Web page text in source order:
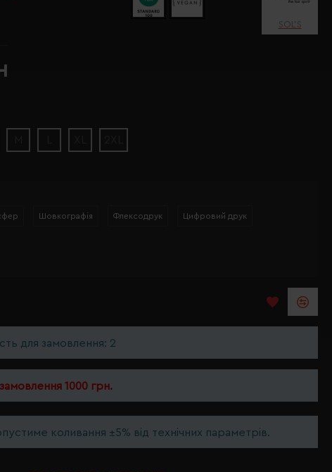
SOL’S
Шовкографія Флексодрук Цифровий друк
для замовлення: 2
1000 грн.
коливання ±5% від технічних параметрів.